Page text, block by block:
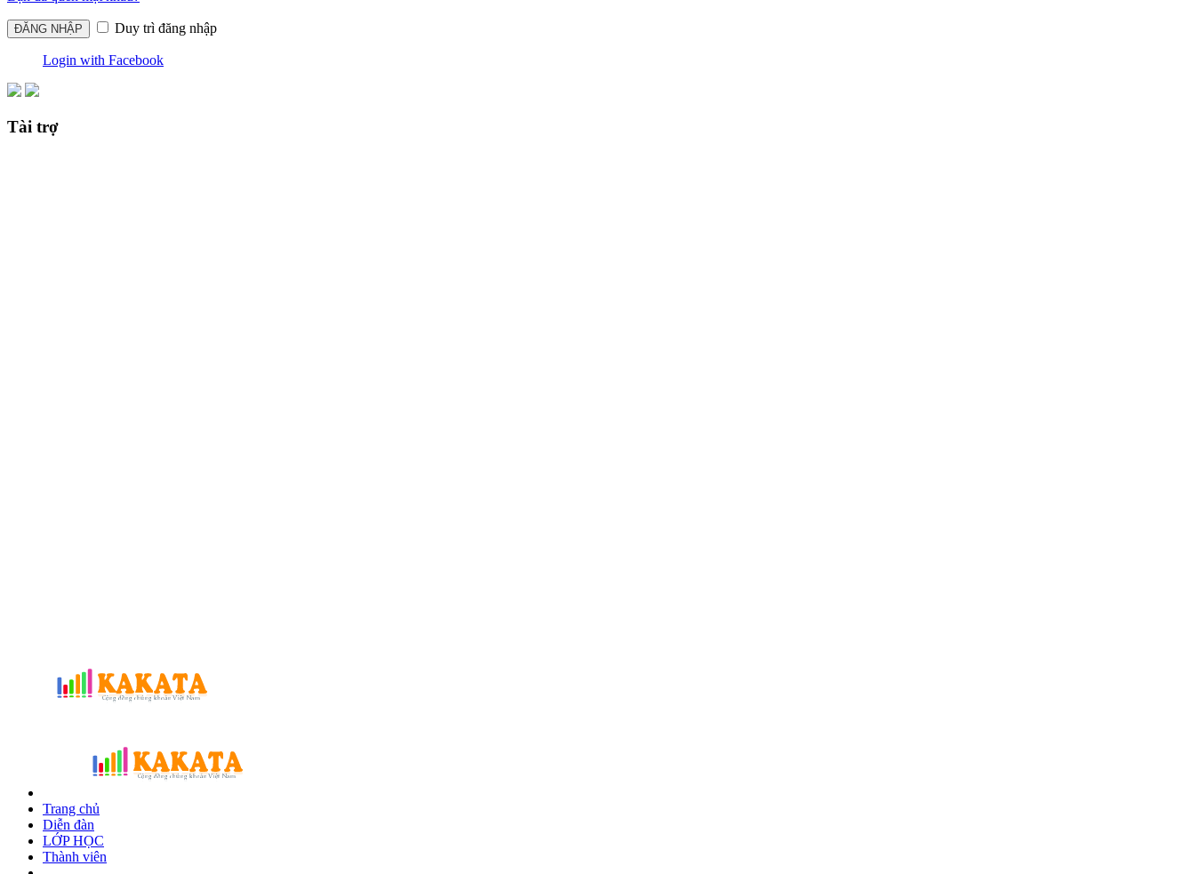
Duy trì đăng nhập
Login with Facebook
Tài trợ
Trang chủ
Diễn đàn
LỚP HỌC
Thành viên